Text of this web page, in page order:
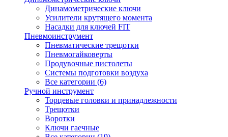
Динамометрические ключи
Усилители крутящего момента
Насадки для ключей FIT
Пневмоинструмент
Пневматические трещотки
Пневмогайковерты
Продувочные пистолеты
Системы подготовки воздуха
Все категории (6)
Ручной инструмент
Торцевые головки и принадлежности
Трещотки
Воротки
Ключи гаечные